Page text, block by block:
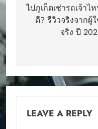
navigation
ไปภูเก็ตเช่ารถเจ้าไ
ดี? รีวิวจริงจากผู้
จริง ปี
LEAVE A REPLY